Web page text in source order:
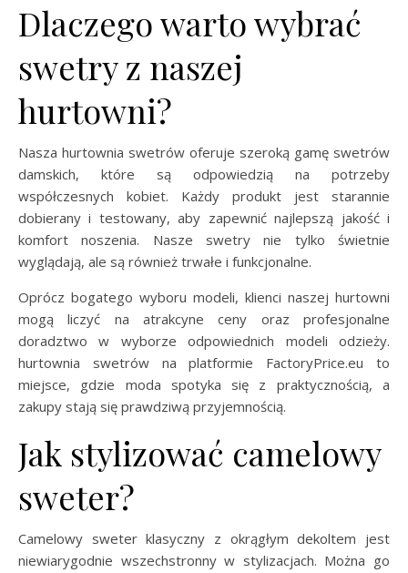
Dlaczego warto wybrać
swetry z naszej
hurtowni?
Nasza hurtownia swetrów oferuje szeroką gamę swetrów
damskich, które są odpowiedzią na potrzeby
współczesnych kobiet. Każdy produkt jest starannie
dobierany i testowany, aby zapewnić najlepszą jakość i
komfort noszenia. Nasze swetry nie tylko świetnie
wyglądają, ale są również trwałe i funkcjonalne.
Oprócz bogatego wyboru modeli, klienci naszej hurtowni
mogą liczyć na atrakcyne ceny oraz profesjonalne
doradztwo w wyborze odpowiednich modeli odzieży.
hurtownia swetrów na platformie FactoryPrice.eu to
miejsce, gdzie moda spotyka się z praktycznością, a
zakupy stają się prawdziwą przyjemnością.
Jak stylizować camelowy
sweter?
Camelowy sweter klasyczny z okrągłym dekoltem jest
niewiarygodnie wszechstronny w stylizacjach. Można go